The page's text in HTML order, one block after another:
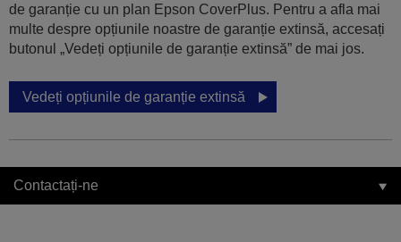
de garanție cu un plan Epson CoverPlus. Pentru a afla mai
multe despre opțiunile noastre de garanție extinsă, accesați
butonul „Vedeți opțiunile de garanție extinsă” de mai jos.
Vedeți opțiunile de garanție extinsă
Contactați-ne